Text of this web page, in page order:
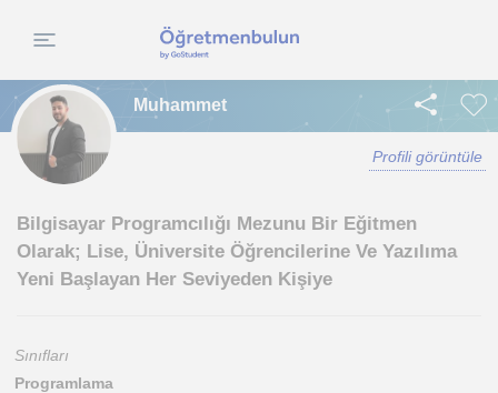
Muhammet
Profili görüntüle
Bilgisayar Programcılığı Mezunu Bir Eğitmen
Olarak; Lise, Üniversite Öğrencilerine Ve Yazılıma
Yeni Başlayan Her Seviyeden Kişiye
Sınıfları
Programlama